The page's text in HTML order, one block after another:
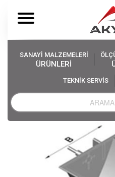
SANAYİ MALZEMELERİ
ÜRÜNLERİ
TEKNİK SERVİS
Akyol Sanayi Malzemeleri